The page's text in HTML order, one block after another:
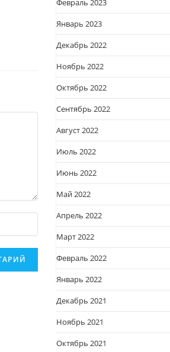
Февраль 2023
Январь 2023
Декабрь 2022
Ноябрь 2022
Октябрь 2022
Сентябрь 2022
Август 2022
Июль 2022
Июнь 2022
Май 2022
Апрель 2022
Март 2022
Февраль 2022
Январь 2022
Декабрь 2021
Ноябрь 2021
Октябрь 2021